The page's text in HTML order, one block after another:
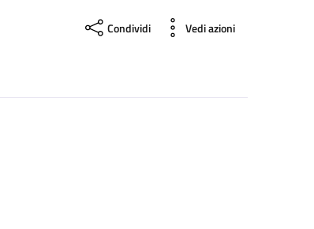
Condividi Vedi azioni